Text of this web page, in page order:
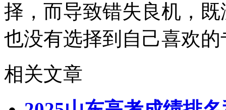
择，而导致错失良机，
也没有选择到自己喜欢的
相关文章